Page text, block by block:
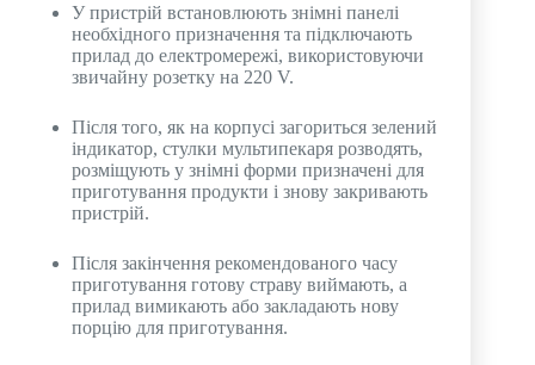
У пристрій встановлюють знімні панелі
необхідного призначення та підключають
прилад до електромережі, використовуючи
звичайну розетку на 220 V.
Після того, як на корпусі загориться зелений
індикатор, стулки мультипекаря розводять,
розміщують у знімні форми призначені для
приготування продукти і знову закривають
пристрій.
Після закінчення рекомендованого часу
приготування готову страву виймають, а
прилад вимикають або закладають нову
порцію для приготування.